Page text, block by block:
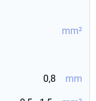
mm²
0,8 mm